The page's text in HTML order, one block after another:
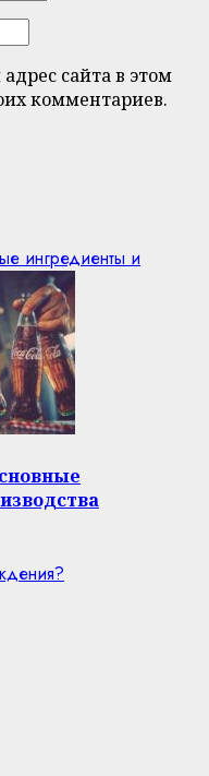
сайта в этом
комментариев.
ингредиенты и